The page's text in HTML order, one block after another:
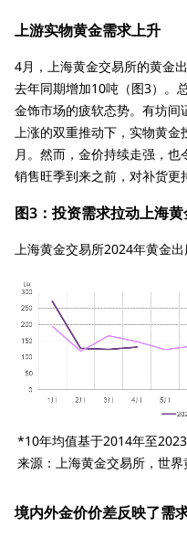
上游实物黄金需求上升
4月，上海黄金交易所的黄金
去年同期增加10吨（图3）。
金饰市场的疲软态势。有坊
上涨的双重推动下，实物黄
月。然而，金价持续走强，
销售旺季到来之前，对补货更
图3：投资需求拉动上海
上海黄金交易所2024年黄金
*10年均值基于2014年至2023
来源：上海黄金交易所，世
境内外金价价差反映了需